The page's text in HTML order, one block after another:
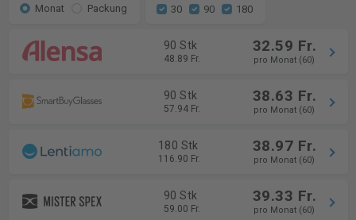
Monat
Packung
30
90 180
90 Stk
48.89 Fr.
32.59 Fr.
pro Monat (60)
90 Stk
57.94 Fr.
38.63 Fr.
pro Monat (60)
180 Stk
116.90 Fr.
38.97 Fr.
pro Monat (60)
90 Stk
59.00 Fr.
39.33 Fr.
pro Monat (60)